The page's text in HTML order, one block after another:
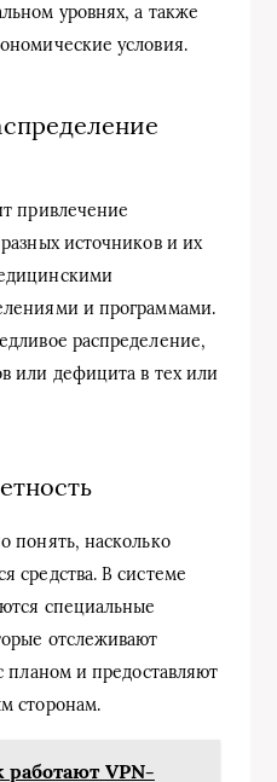
уровнях, а также
условия.
привлечение
источников и их
и программами.
распределение,
или дефицита в тех или
понять, насколько
средства. В системе
специальные
отслеживают
планом и предоставляют
сторонам.
работают VPN-